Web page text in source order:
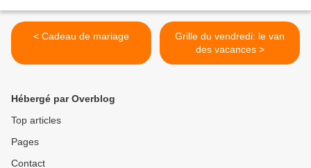
< Cadeau de mariage
Grille du vendredi: le van
des vacances >
Hébergé par Overblog
Top articles
Pages
Contact